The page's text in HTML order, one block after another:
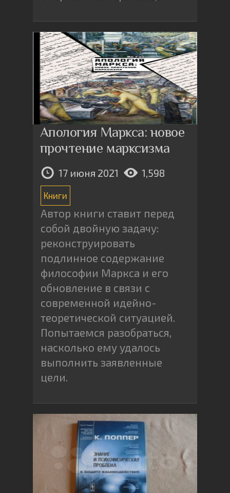
Апология Маркса: новое
прочтение марксизма
17 июня 2021 1,598
Книги
Автор книги ставит перед
собой двойную задачу:
реконструировать
подлинное содержание
философии Маркса и его
обновление в связи с
современной идейно-
теоретической ситуацией.
Попытаемся разобраться,
насколько ему удалось
выполнить заявленные
цели.